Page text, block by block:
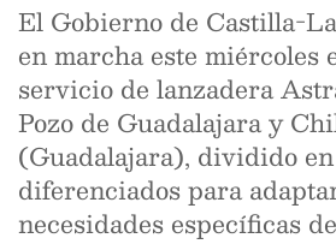
El Gobierno de Castilla-
en marcha este miércoles
servicio de lanzadera
Pozo de Guadalajara y
(Guadalajara), dividido
diferenciados para
necesidades específicas